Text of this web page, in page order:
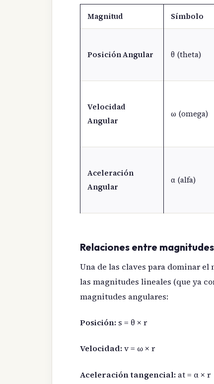
Magnitud Símbolo
Posición Angular θ (theta)
Velocidad
Angular
ω (omega)
Aceleración
Angular
α (alfa)
Relaciones entre
Una de las claves para dominar
las magnitudes lineales (que ya
magnitudes angulares:
Posición: s = θ × r
Velocidad:v = ω × r
Aceleración tangencial: at = α × r